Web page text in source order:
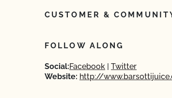
CUSTOMER &
FOLLOW ALONG
Social:Facebook
Twitter
Website: http://